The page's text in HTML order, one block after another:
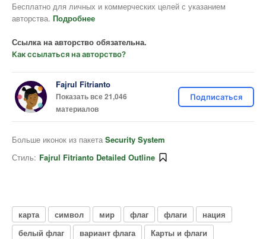
Бесплатно для личных и коммерческих целей с указанием
авторства. Подробнее
Ссылка на авторство обязательна.
Как ссылаться на авторство?
Fajrul Fitrianto
Показать все 21,046
материалов
Подписаться
Больше иконок из пакета Security System
Стиль: Fajrul Fitrianto Detailed Outline
карта символ мир флаг флаги
нация
белый флаг
вариант флага Карты и флаги